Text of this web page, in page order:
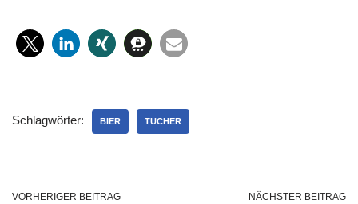
Schlagwörter: BIER TUCHER
VORHERIGER BEITRAG NÄCHSTER BEITRAG